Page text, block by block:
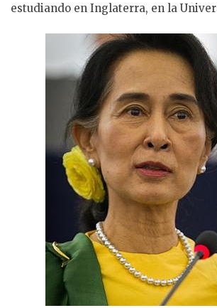
estudiando en Inglaterra, en la